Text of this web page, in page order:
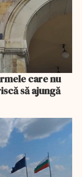
care nu
să ajungă